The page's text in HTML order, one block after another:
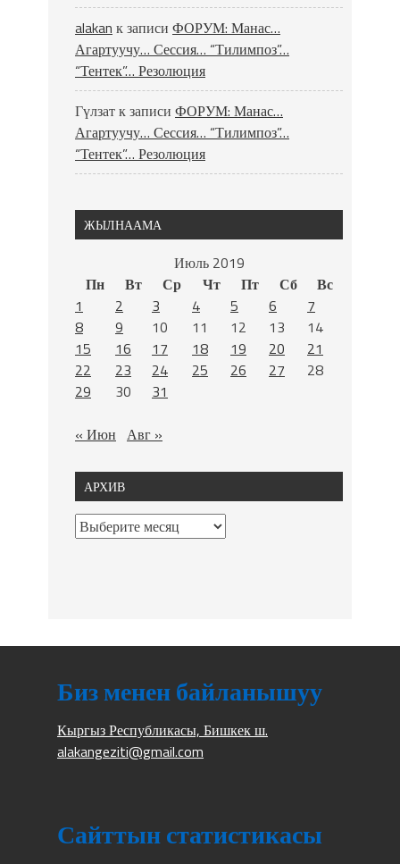
alakan к записи ФОРУМ: Манас…
Агартуучу… Сессия… “Тилимпоз”…
“Тентек”… Резолюция
Гүлзатк записи ФОРУМ: Манас…
Агартуучу… Сессия… “Тилимпоз”…
“Тентек”… Резолюция
ЖЫЛНААМА
Июль 2019
Пн
Вт Ср Чт Пт Сб
Вс
1
2 3 4 5 6
7
8
9 10 11 12 13
14
15
16 17 18 19 20
21
22
23 24 25 26 27
28
29
30
31
« Июн Авг »
АРХИВ
Биз менен байланышуу
Кыргыз Республикасы, Бишкек ш.
alakangeziti@gmail.com
Сайттын статистикасы